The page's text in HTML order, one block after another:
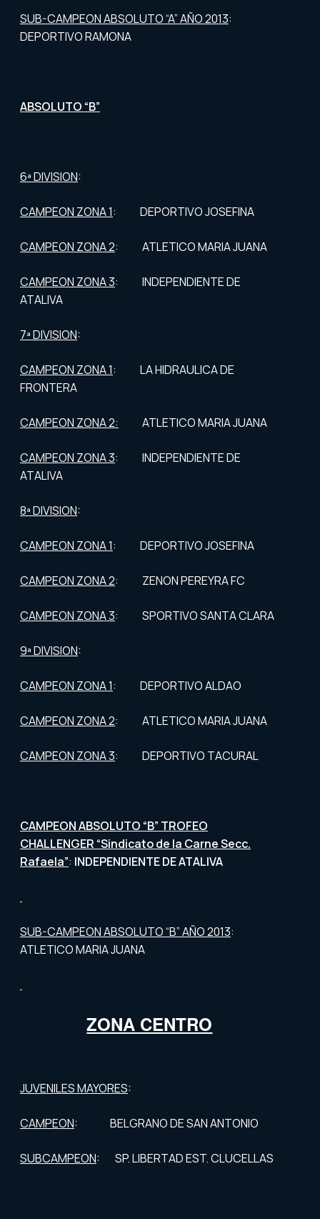
SUB-CAMPEON ABSOLUTO “A” AÑO 2013:
DEPORTIVO RAMONA
ABSOLUTO “B”
6ª DIVISION:
CAMPEON ZONA 1: DEPORTIVO JOSEFINA
CAMPEON ZONA 2: ATLETICO MARIA JUANA
CAMPEON ZONA 3: INDEPENDIENTE DE
ATALIVA
7ª DIVISION:
CAMPEON ZONA 1: LA HIDRAULICA DE
FRONTERA
CAMPEON ZONA 2: ATLETICO MARIA JUANA
CAMPEON ZONA 3: INDEPENDIENTE DE
ATALIVA
8ª DIVISION:
CAMPEON ZONA 1: DEPORTIVO JOSEFINA
CAMPEON ZONA 2: ZENON PEREYRA FC
CAMPEON ZONA 3: SPORTIVO SANTA CLARA
9ª DIVISION:
CAMPEON ZONA 1: DEPORTIVO ALDAO
CAMPEON ZONA 2: ATLETICO MARIA JUANA
CAMPEON ZONA 3: DEPORTIVO TACURAL
CAMPEON ABSOLUTO “B” TROFEO
CHALLENGER “Sindicato de la Carne Secc.
Rafaela”: INDEPENDIENTE DE ATALIVA
SUB-CAMPEON ABSOLUTO “B” AÑO 2013:
ATLETICO MARIA JUANA
ZONA CENTRO
JUVENILES MAYORES:
CAMPEON: BELGRANO DE SAN ANTONIO
SUBCAMPEON: SP. LIBERTAD EST. CLUCELLAS